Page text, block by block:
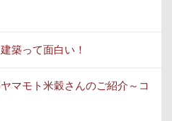
築って面白い！
マモト米穀さんのご紹介～コ